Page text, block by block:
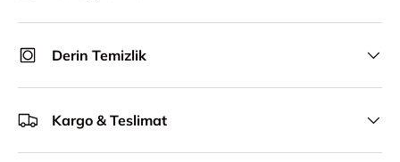
Derin Temizlik
Kargo & Teslimat